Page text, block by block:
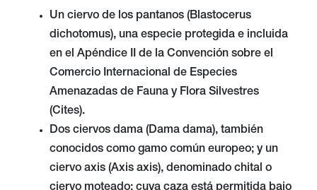
Un ciervo de los pantanos (Blastocerus
dichotomus), una especie protegida e incluida
en el Apéndice II de la Convención sobre el
Comercio Internacional de Especies
Amenazadas de Fauna y Flora Silvestres
(Cites).
Dos ciervos dama (Dama dama), también
conocidos como gamo común europeo; y un
ciervo axis (Axis axis), denominado chital o
ciervo moteado; cuya caza está permitida bajo